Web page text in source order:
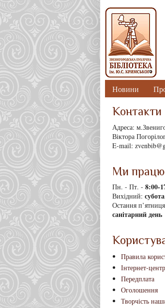
Новини
Контакти
Адреса:
Віктора
E-mail:
Ми
Пн. - Пт. - 8:00-
Вихідний: субота
Остання
санітарний день
Правила
Інтернет-центр
Передплата
Оголошення
Творчість